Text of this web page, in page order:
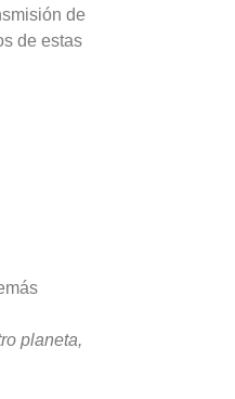
de
de estas
planeta,